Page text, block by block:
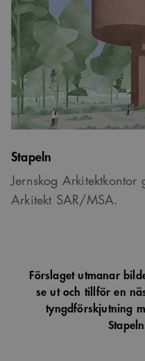
Stapeln
Jernskog Arkitektkontor
Arkitekt SAR/MSA.
Förslaget utmanar
se ut och tillför en
tyngdförskjutning